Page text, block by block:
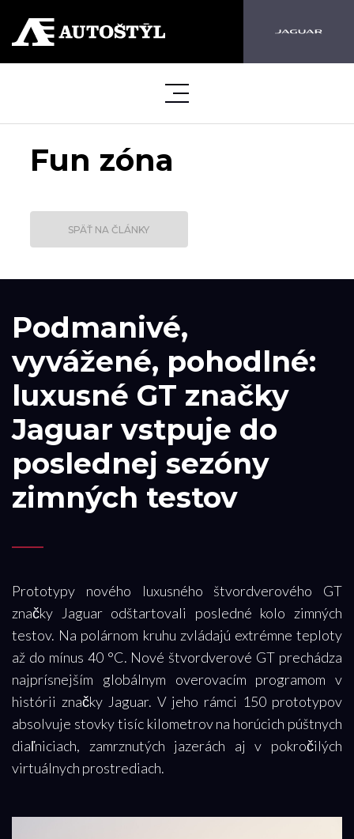
Fun zóna
SPÄŤ NA ČLÁNKY
Podmanivé,
vyvážené, pohodlné:
luxusné GT značky
Jaguar vstpuje do
poslednej sezóny
zimných testov
Prototypy nového luxusného štvordverového GT
značky Jaguar odštartovali posledné kolo zimných
testov. Na polárnom kruhu zvládajú extrémne teploty
až do mínus 40 °C. Nové štvordverové GT prechádza
najprísnejším globálnym overovacím programom v
histórii značky Jaguar. V jeho rámci 150 prototypov
absolvuje stovky tisíc kilometrov na horúcich púštnych
diaľniciach, zamrznutých jazerách aj v pokročilých
virtuálnych prostrediach.